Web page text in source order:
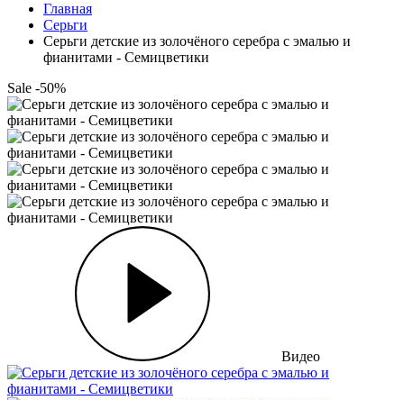
Главная
Серьги
Серьги детские из золочёного серебра с эмалью и
фианитами - Семицветики
Sale -50%
Видео